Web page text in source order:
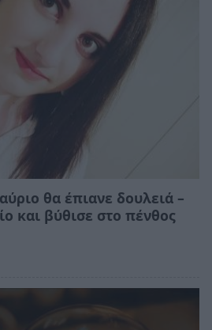
θα έπιανε δουλειά –
και βύθισε στο πένθος